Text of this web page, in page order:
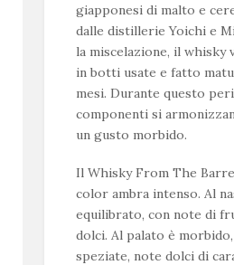
giapponesi di malto e
dalle distillerie Yoichi e
la miscelazione, il whisky
in botti usate e fatto
mesi. Durante questo
componenti si
un gusto morbido.
Il Whisky From The
color ambra intenso. Al
equilibrato, con note di
dolci. Al palato è
speziate, note dolci di